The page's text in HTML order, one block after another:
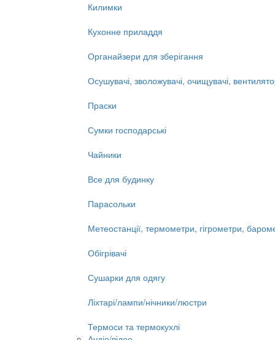
Килимки
Кухонне приладдя
Органайзери для зберігання
Осушувачі, зволожувачі, очищувачі,
Праски
Сумки господарські
Чайники
Все для будинку
Парасольки
Метеостанції, термометри, гігрометри,
Обігрівачі
Сушарки для одягу
Ліхтарі/лампи/нічники/люстри
Термоси та термокухлі